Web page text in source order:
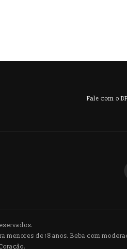
Fale com o
menores de 18 anos. Beba com